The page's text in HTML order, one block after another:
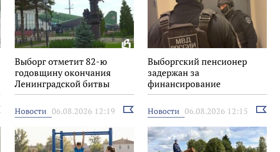
Выборг отметит 82-ю
годовщину окончания
Ленинградской битвы
Выборгский пенсионер
задержан за
финансирование
экстремизма
Новости 06.08.2026 12:19
Выбрать
новость
Новости 06.08.2026 12:15
Выбрать